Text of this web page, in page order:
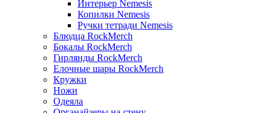
Интерьер Nemesis
Копилки Nemesis
Ручки тетради Nemesis
Блюдца RockMerch
Бокалы RockMerch
Гирлянды RockMerch
Елочные шары RockMerch
Кружки
Ножи
Одеяла